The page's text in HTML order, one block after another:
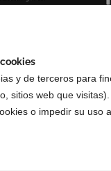
y de terceros para
sitios web que
o impedir su uso